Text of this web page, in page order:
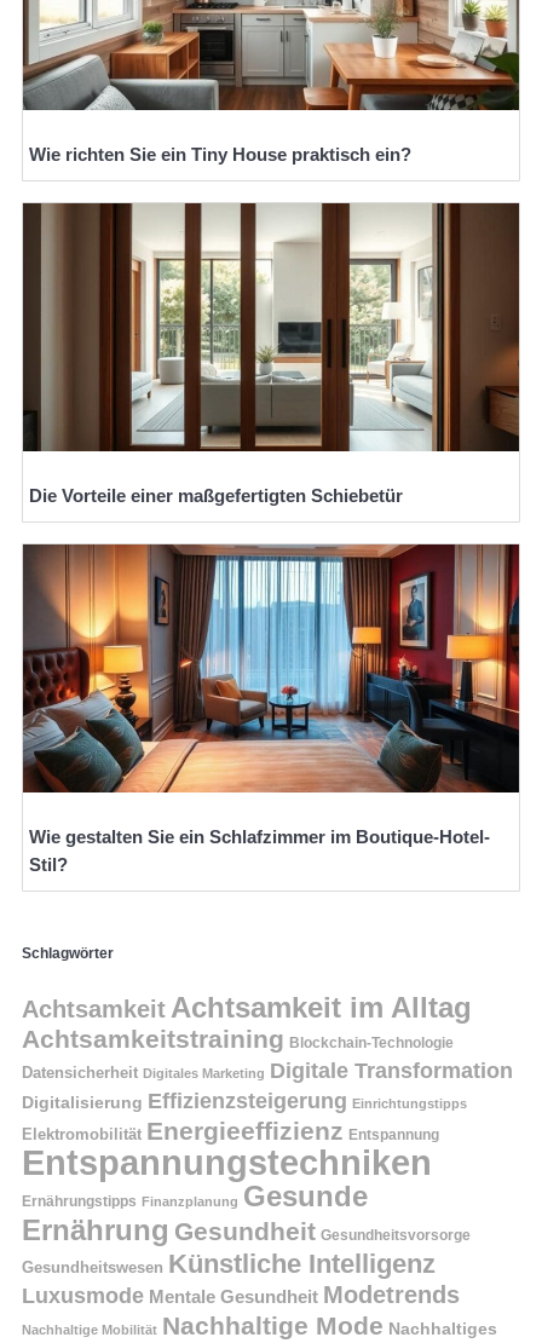
Wie richten Sie ein Tiny House praktisch ein?
Die Vorteile einer maßgefertigten Schiebetür
Wie gestalten Sie ein Schlafzimmer im Boutique-Hotel-
Stil?
Schlagwörter
Achtsamkeit Achtsamkeit im Alltag
Achtsamkeitstraining Blockchain-Technologie
Datensicherheit Digitales Marketing Digitale Transformation
Digitalisierung Effizienzsteigerung Einrichtungstipps
Elektromobilität Energieeffizienz Entspannung
Entspannungstechniken
Ernährungstipps Finanzplanung Gesunde
Ernährung Gesundheit Gesundheitsvorsorge
Gesundheitswesen Künstliche Intelligenz
Luxusmode Mentale Gesundheit Modetrends
Nachhaltige Mobilität Nachhaltige Mode Nachhaltiges